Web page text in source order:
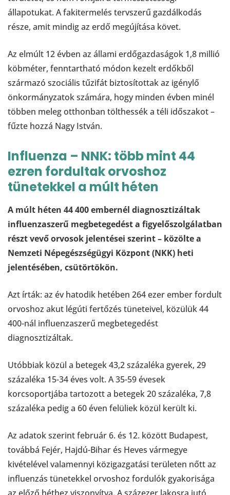
állapotukat. A fakitermelés tervszerű gazdálkodás
része, amit mindig az erdő megújítása követ.
Az elmúlt 12 évben az állami erdőgazdaságok 1,8 millió
köbméter, fenntartható módon kezelt erdőkből
származó szociális tűzifát biztosítottak az igénylő
önkormányzatok számára, hogy minden évben minél
többen meleg otthonban tölthessék a téli időszakot –
fűzte hozzá Nagy István.
Influenza – NNK: több mint 44
ezren fordultak orvoshoz
tünetekkel a múlt héten
A múlt héten 44 400 embernél diagnosztizáltak
influenzaszerű megbetegedést a figyelőszolgálatban
részt vevő orvosok jelentései szerint – közölte a
Nemzeti Népegészségügyi Központ (NKK) heti
jelentésében, csütörtökön.
Azt írták: az év hatodik hetében 264 ezer ember fordult
orvoshoz akut légúti fertőzés tüneteivel, közülük 44
400-nál influenzaszerű megbetegedést
diagnosztizáltak.
Utóbbiak közül a betegek 43,2 százaléka gyerek, 29
százaléka 15-34 éves volt. A 35-59 évesek
korcsoportjába tartozott a betegek 20 százaléka, 7,8
százaléka pedig a 60 éven felüliek közül került ki.
Az adatok szerint február 6. és 12. között Budapest,
továbbá Fejér, Hajdú-Bihar és Heves vármegye
kivételével valamennyi közigazgatási területen nőtt az
influenzás tünetekkel orvoshoz fordulók gyakorisága